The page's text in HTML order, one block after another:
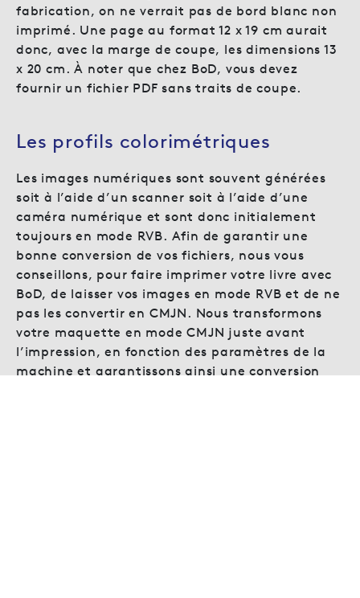
fabrication, on ne verrait pas de bord blanc non
imprimé. Une page au format 12 x 19 cm aurait
donc, avec la marge de coupe, les dimensions 13
x 20 cm. À noter que chez BoD, vous devez
fournir un fichier PDF sans traits de coupe.
Les profils colorimétriques
Les images numériques sont souvent générées
soit à l’aide d’un scanner soit à l’aide d’une
caméra numérique et sont donc initialement
toujours en mode RVB. Afin de garantir une
bonne conversion de vos fichiers, nous vous
conseillons, pour faire imprimer votre livre avec
BoD, de laisser vos images en mode RVB et de ne
pas les convertir en CMJN. Nous transformons
votre maquette en mode CMJN juste avant
l’impression, en fonction des paramètres de la
machine et garantissons ainsi une conversion